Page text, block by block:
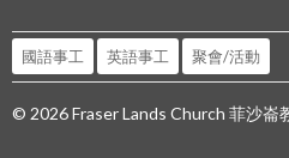
國語事工 英語事工 聚會/活動
© 2026 Fraser Lands Church 菲沙崙